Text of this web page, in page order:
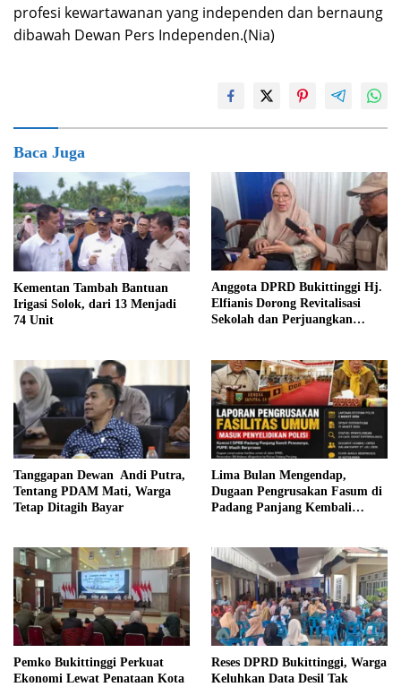
profesi kewartawanan yang independen dan bernaung
dibawah Dewan Pers Independen.(Nia)
Baca Juga
Kementan Tambah Bantuan
Irigasi Solok, dari 13 Menjadi
74 Unit
Anggota DPRD Bukittinggi Hj.
Elfianis Dorong Revitalisasi
Sekolah dan Perjuangkan
Tanggapan Dewan Andi Putra,
Tentang PDAM Mati, Warga
Tetap Ditagih Bayar
Lima Bulan Mengendap,
Dugaan Pengrusakan Fasum di
Padang Panjang Kembali
Pemko Bukittinggi Perkuat
Ekonomi Lewat Penataan Kota
Reses DPRD Bukittinggi, Warga
Keluhkan Data Desil Tak